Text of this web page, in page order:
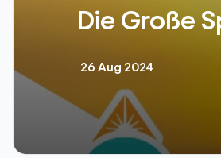
Die Große
26 Aug 2024